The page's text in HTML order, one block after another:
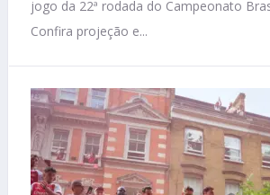
jogo da 22ª rodada do Campeonato
Confira projeção e...